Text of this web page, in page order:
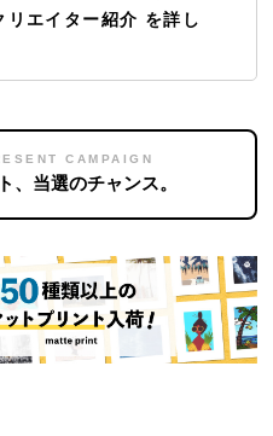
リエイター紹介 を詳し
CAMPAIGN
、当選のチャンス。